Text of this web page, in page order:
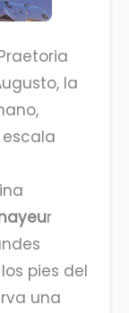
la
r
pies del
una